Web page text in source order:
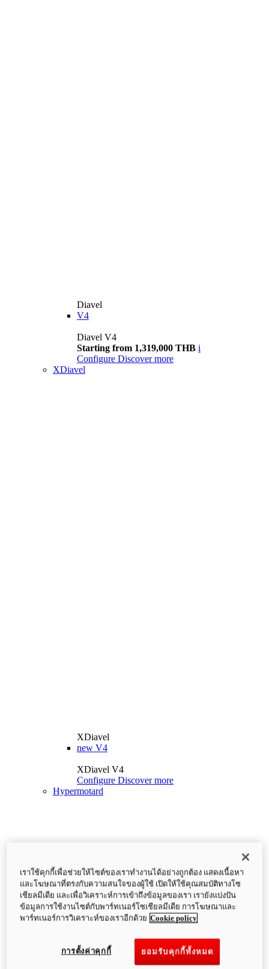
Diavel
V4
Diavel V4
Starting from 1,319,000 THB i
Configure Discover more
XDiavel
XDiavel
new V4
XDiavel V4
Configure Discover more
Hypermotard
เราใช้คุกกี้เพื่อช่วยให้ไซต์ของเราทำงานได้อย่างถูกต้อง แสดงเนื้อหา
และโฆษณาที่ตรงกับความสนใจของผู้ใช้ เปิดให้ใช้คุณสมบัติทางโซ
เชียลมีเดีย และเพื่อวิเคราะห์การเข้าถึงข้อมูลของเรา เรายังแบ่งปัน
ข้อมูลการใช้งานไซต์กับพาร์ทเนอร์โซเชียลมีเดีย การโฆษณาและ
พาร์ทเนอร์การวิเคราะห์ของเราอีกด้วย Cookie policy
ยอมรับคุกกี้ทั้งหมด
การตั้งค่าคุกกี้